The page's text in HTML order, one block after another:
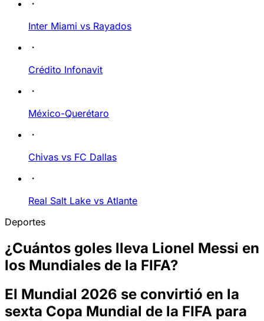
Inter Miami vs Rayados
Crédito Infonavit
México-Querétaro
Chivas vs FC Dallas
Real Salt Lake vs Atlante
Deportes
¿Cuántos goles lleva Lionel Messi en
los Mundiales de la FIFA?
El Mundial 2026 se convirtió en la
sexta Copa Mundial de la FIFA para